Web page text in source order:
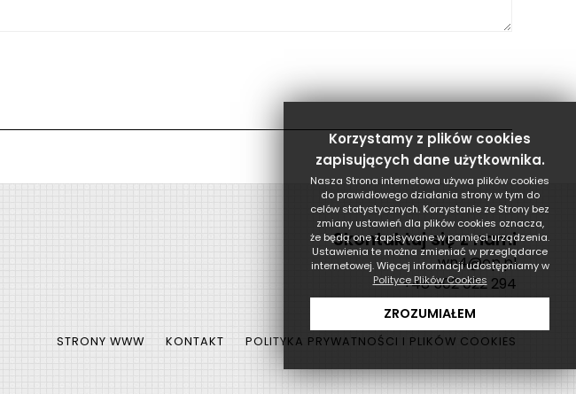
Skontaktuj się z nami
wn4@op.pl
+48 502 022 294
STRONY WWW KONTAKT POLITYKA PRYWATNOŚCI I PLIKÓW COOKIES
Korzystamy z plików cookies
zapisujących dane użytkownika.
Nasza Strona internetowa używa plików cookies
do prawidłowego działania strony w tym do
celów statystycznych. Korzystanie ze Strony bez
zmiany ustawień dla plików cookies oznacza,
że będą one zapisywane w pamięci urządzenia.
Ustawienia te można zmieniać w przeglądarce
internetowej. Więcej informacji udostępniamy w
Polityce Plików Cookies
ZROZUMIAŁEM